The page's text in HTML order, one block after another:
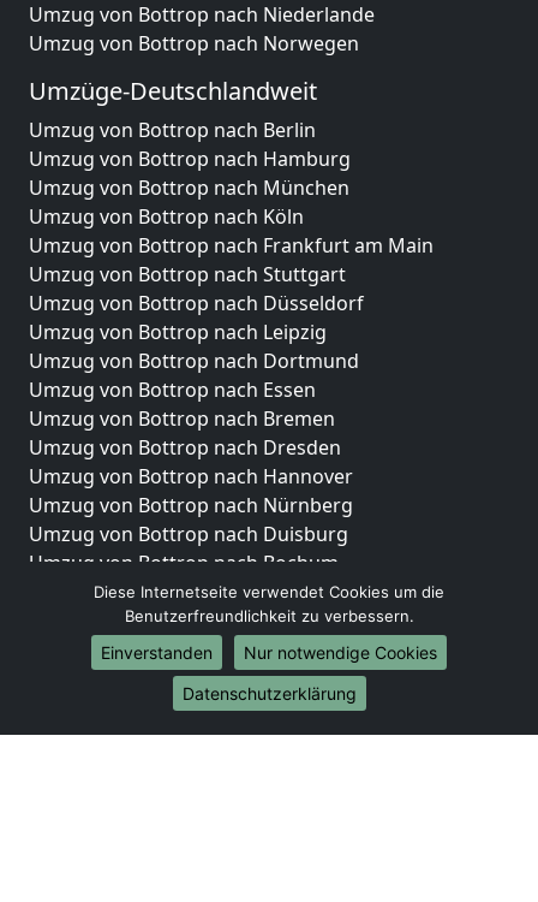
Umzug von Bottrop nach Niederlande
Umzug von Bottrop nach Norwegen
Umzüge-Deutschlandweit
Umzug von Bottrop nach Berlin
Umzug von Bottrop nach Hamburg
Umzug von Bottrop nach München
Umzug von Bottrop nach Köln
Umzug von Bottrop nach Frankfurt am Main
Umzug von Bottrop nach Stuttgart
Umzug von Bottrop nach Düsseldorf
Umzug von Bottrop nach Leipzig
Umzug von Bottrop nach Dortmund
Umzug von Bottrop nach Essen
Umzug von Bottrop nach Bremen
Umzug von Bottrop nach Dresden
Umzug von Bottrop nach Hannover
Umzug von Bottrop nach Nürnberg
Umzug von Bottrop nach Duisburg
Umzug von Bottrop nach Bochum
Umzug von Bottrop nach Wuppertal
Umzug von Bottrop nach Bielefeld
Umzug von Bottrop nach Bonn
Umzug von Bottrop nach Münster
Diese Internetseite verwendet Cookies um die
Benutzerfreundlichkeit zu verbessern.
Einverstanden
Nur notwendige Cookies
Datenschutzerklärung